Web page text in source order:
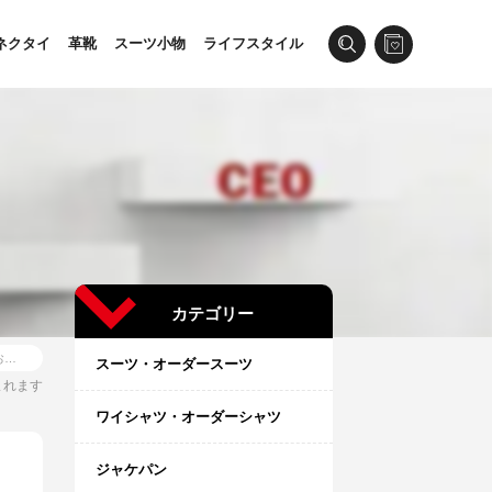
クタイ 革靴 スーツ小物 ライフスタイル
ます
カテゴリー
スーツ・オーダースーツ
ワイシャツ・オーダーシャツ
ジャケパン